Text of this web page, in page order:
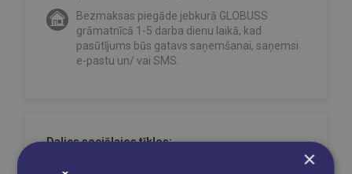
Bezmaksas piegāde jebkurā GLOBUSS
grāmatnīcā 1-5 darba dienu laikā, kad
pasūtījums būs gatavs saņemšanai, saņemsi
e-pastu un/ vai SMS.
Dalies sociālajos tīklos:
×